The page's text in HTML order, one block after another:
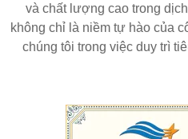
và chất lượng cao trong
không chỉ là niềm tự hào của
chúng tôi trong việc duy trì